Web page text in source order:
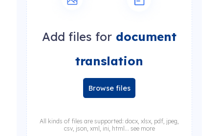
Add files for document
translation
Browse files
All kinds of files are supported: docx, xlsx, pdf, jpeg,
csv, json, xml, ini, html... see more